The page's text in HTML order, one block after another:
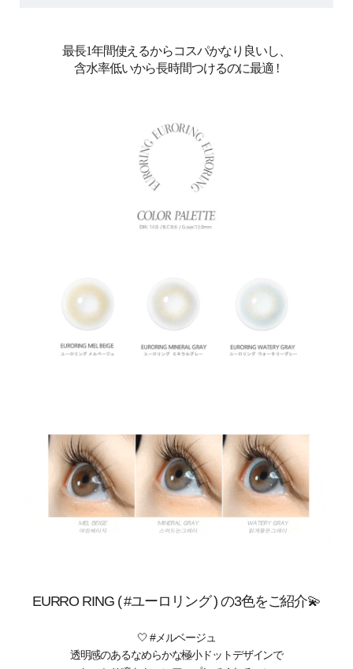
最長1年間使えるからコスパかなり良いし、
含水率低いから長時間つけるのに最適 !
EURRO RING ( #ユーロリング ) の3色をご紹介💫️
🤍 #メルベージュ
透明感のあるなめらかな極小ドットデザインで